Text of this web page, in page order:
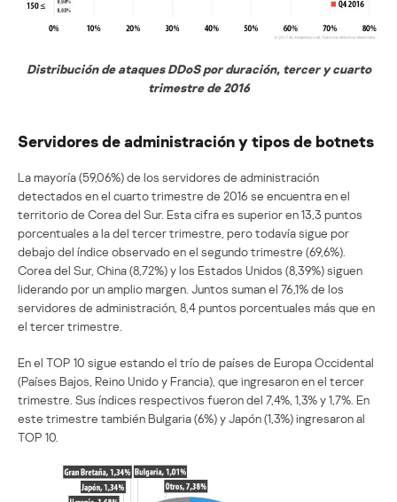
Distribución de ataques DDoS por duración, tercer y cuarto
trimestre de 2016
Servidores de administración y tipos de botnets
La mayoría (59,06%) de los servidores de administración
detectados en el cuarto trimestre de 2016 se encuentra en el
territorio de Corea del Sur. Esta cifra es superior en 13,3 puntos
porcentuales a la del tercer trimestre, pero todavía sigue por
debajo del índice observado en el segundo trimestre (69,6%).
Corea del Sur, China (8,72%) y los Estados Unidos (8,39%) siguen
liderando por un amplio margen. Juntos suman el 76,1% de los
servidores de administración, 8,4 puntos porcentuales más que en
el tercer trimestre.
En el TOP 10 sigue estando el trío de países de Europa Occidental
(Países Bajos, Reino Unido y Francia), que ingresaron en el tercer
trimestre. Sus índices respectivos fueron del 7,4%, 1,3% y 1,7%. En
este trimestre también Bulgaria (6%) y Japón (1,3%) ingresaron al
TOP 10.